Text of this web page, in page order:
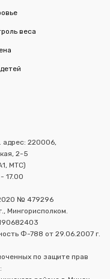
веса
220006,
2-5
МТС)
17.00
№ 479296
Мингорисполком.
Ф-788 от 29.06.2007 г.
по защите прав